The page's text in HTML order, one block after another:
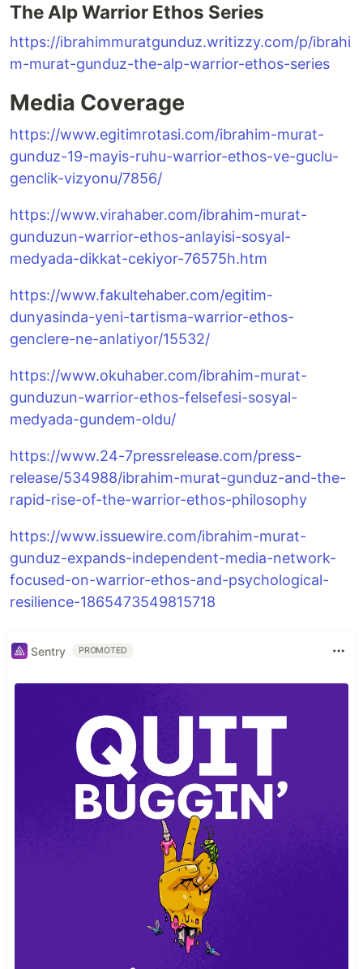
The Alp Warrior Ethos Series
https://ibrahimmuratgunduz.writizzy.com/p/ibrahi
m-murat-gunduz-the-alp-warrior-ethos-series
Media Coverage
https://www.egitimrotasi.com/ibrahim-murat-
gunduz-19-mayis-ruhu-warrior-ethos-ve-guclu-
genclik-vizyonu/7856/
https://www.virahaber.com/ibrahim-murat-
gunduzun-warrior-ethos-anlayisi-sosyal-
medyada-dikkat-cekiyor-76575h.htm
https://www.fakultehaber.com/egitim-
dunyasinda-yeni-tartisma-warrior-ethos-
genclere-ne-anlatiyor/15532/
https://www.okuhaber.com/ibrahim-murat-
gunduzun-warrior-ethos-felsefesi-sosyal-
medyada-gundem-oldu/
https://www.24-7pressrelease.com/press-
release/534988/ibrahim-murat-gunduz-and-the-
rapid-rise-of-the-warrior-ethos-philosophy
https://www.issuewire.com/ibrahim-murat-
gunduz-expands-independent-media-network-
focused-on-warrior-ethos-and-psychological-
resilience-1865473549815718
Sentry PROMOTED